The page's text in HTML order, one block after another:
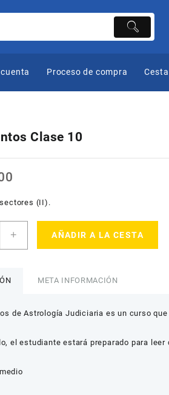
Proceso de compra
Clase 10
(II).
+ AÑADIR A LA CESTA
META INFORMACIÓN
de Astrología Judiciaria es un curso
el estudiante estará preparado para